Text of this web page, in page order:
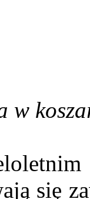
w
się